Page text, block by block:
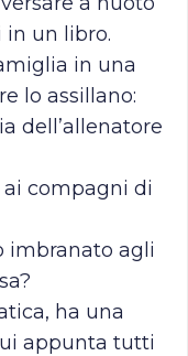
in un libro.
in una
lo assillano:
dell’allenatore
ai compagni di
imbranato agli
ha una
appunta tutti